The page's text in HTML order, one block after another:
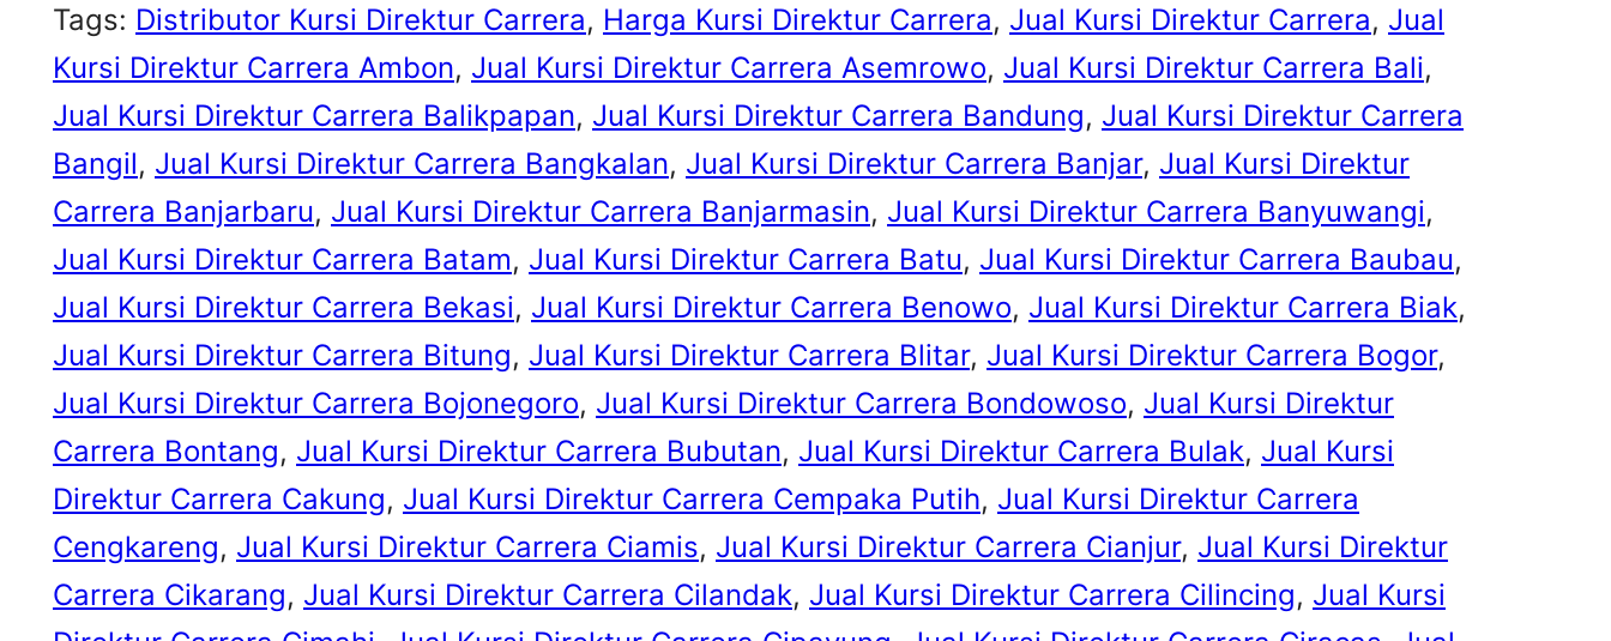
Tags: Distributor Kursi Direktur Carrera, Harga Kursi Direktur Carrera, Jual Kursi Direktur Carrera, Jual
Kursi Direktur Carrera Ambon, Jual Kursi Direktur Carrera Asemrowo, Jual Kursi Direktur Carrera Bali
Jual Kursi Direktur Carrera Balikpapan, Jual Kursi Direktur Carrera Bandung, Jual Kursi Direktur Carrera
Bangil, Jual Kursi Direktur Carrera Bangkalan, Jual Kursi Direktur Carrera Banjar, Jual Kursi Direktur
Carrera Banjarbaru, Jual Kursi Direktur Carrera Banjarmasin, Jual Kursi Direktur Carrera Banyuwangi
Jual Kursi Direktur Carrera Batam, Jual Kursi Direktur Carrera Batu, Jual Kursi Direktur Carrera Baubau
Jual Kursi Direktur Carrera Bekasi, Jual Kursi Direktur Carrera Benowo, Jual Kursi Direktur Carrera Biak
Jual Kursi Direktur Carrera Bitung, Jual Kursi Direktur Carrera Blitar, Jual Kursi Direktur Carrera Bogor
Jual Kursi Direktur Carrera Bojonegoro, Jual Kursi Direktur Carrera Bondowoso, Jual Kursi Direktur
Carrera Bontang, Jual Kursi Direktur Carrera Bubutan, Jual Kursi Direktur Carrera Bulak, Jual Kursi
Direktur Carrera Cakung, Jual Kursi Direktur Carrera Cempaka Putih, Jual Kursi Direktur Carrera
Cengkareng, Jual Kursi Direktur Carrera Ciamis, Jual Kursi Direktur Carrera Cianjur, Jual Kursi Direktur
Carrera Cikarang, Jual Kursi Direktur Carrera Cilandak, Jual Kursi Direktur Carrera Cilincing, Jual Kursi